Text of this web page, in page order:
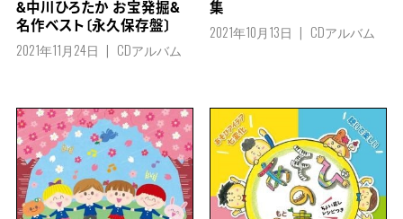
&中川ひろたか お宝発掘&
名作ベスト〔永久保存盤〕
2021年11月24日 CDアルバム
集
2021年10月13日 CDアルバム